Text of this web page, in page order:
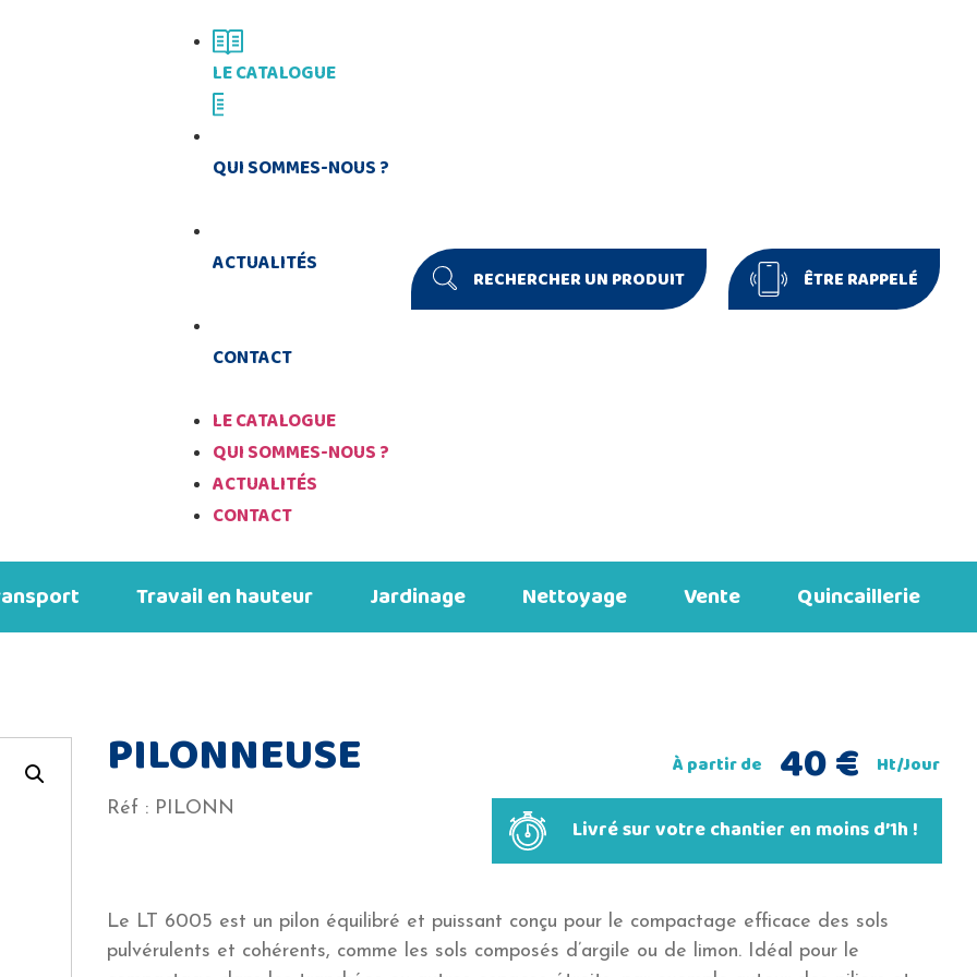
LE CATALOGUE
QUI SOMMES-NOUS ?
ACTUALITÉS
CONTACT
LE CATALOGUE
QUI SOMMES-NOUS ?
ACTUALITÉS
CONTACT
RECHERCHER UN PRODUIT ÊTRE RAPPELÉ
Les produits du moment
Les produits du moment
NOUVEAUTÉ
Les produits du moment
Travail en hauteur
Les produits du moment
Jardinage
Les produits du moment
Nettoyage
Les produits du moment
Vente Quincaillerie
PILONNEUSE
Réf : PILONN
À partir de 40€ Ht/Jour
Livré sur votre chantier en moins d’1h !
Le LT 6005 est un pilon équilibré et puissant conçu pour le compactage efficace des sols
pulvérulents et cohérents, comme les sols composés d’argile ou de limon. Idéal pour le